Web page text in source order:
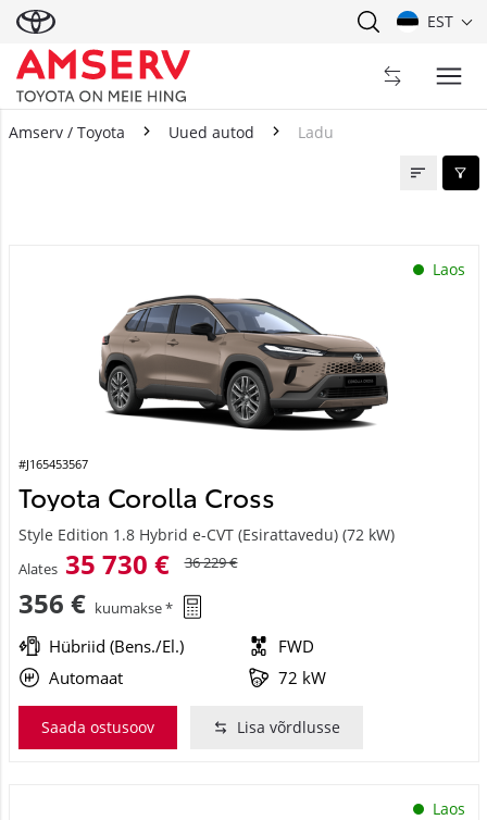
EST
Amserv / Toyota Uued autod Ladu
Laos
#J165453567
Toyota Corolla Cross
Style Edition 1.8 Hybrid e-CVT (Esirattavedu) (72 kW)
Alates 35 730 € 36 229 €
356 € kuumakse *
Hübriid (Bens./El.)
FWD
Automaat
72 kW
Saada ostusoov Lisa võrdlusse
Laos